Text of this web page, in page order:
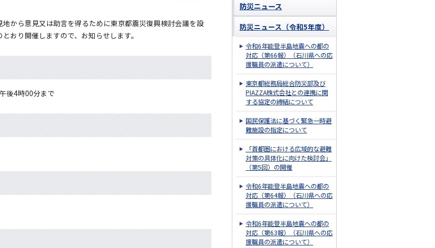
から意見又は助言を得るために東京都震災復興検討会議を設
おり開催しますので、お知らせします。
後4時00分まで
防災ニュース
防災ニュース（令和5年度）
令和6年能登半島地震への都の
対応（第66報）（石川県への応
援職員の派遣について）
東京都総務局総合防災部及び
PIAZZA株式会社との連携に関
する協定の締結について
国民保護法に基づく緊急一時避
難施設の指定について
「首都圏における広域的な避難
対策の具体化に向けた検討会」
（第5回）の開催
令和6年能登半島地震への都の
対応（第64報）（石川県への応
援職員の派遣について）
令和6年能登半島地震への都の
対応（第63報）（石川県への応
援職員の派遣について）